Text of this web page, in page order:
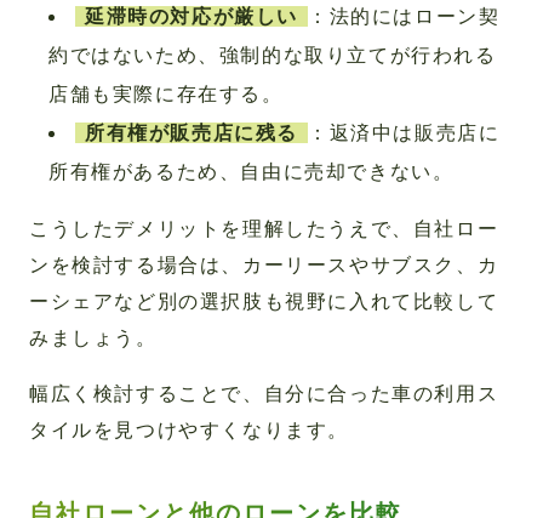
延滞時の対応が厳しい
：法的にはローン契
約ではないため、強制的な取り立てが行われる
店舗も実際に存在する。
所有権が販売店に残る
：返済中は販売店に
所有権があるため、自由に売却できない。
こうしたデメリットを理解したうえで、自社ロー
ンを検討する場合は、カーリースやサブスク、カ
ーシェアなど別の選択肢も視野に入れて比較して
みましょう。
幅広く検討することで、自分に合った車の利用ス
タイルを見つけやすくなります。